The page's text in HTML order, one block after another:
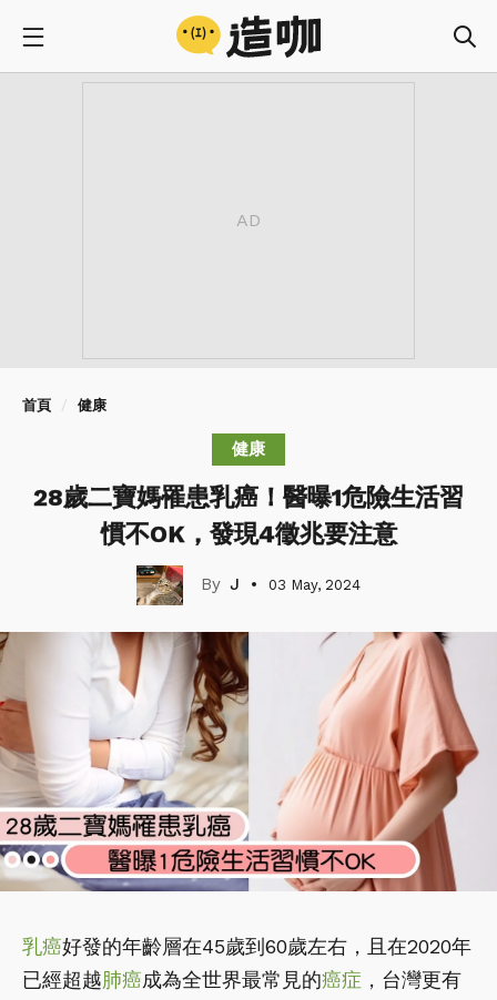
首頁 健康
健康
28歲二寶媽罹患乳癌！醫曝1危險生活習
慣不OK，發現4徵兆要注意
J 03 May, 2024
乳癌好發的年齡層在45歲到60歲左右，且在2020年
已經超越肺癌成為全世界最常見的癌症 ，台灣更有